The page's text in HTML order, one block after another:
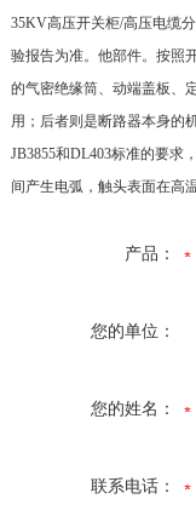
35KV高压开关柜/高压电缆
验报告为准。他部件。按照
的气密绝缘筒、动端盖板、
用；后者则是断路器本身的
JB3855和DL403标准的要求
间产生电弧，触头表面在高
产品：
您的单位：
您的姓名：
联系电话：